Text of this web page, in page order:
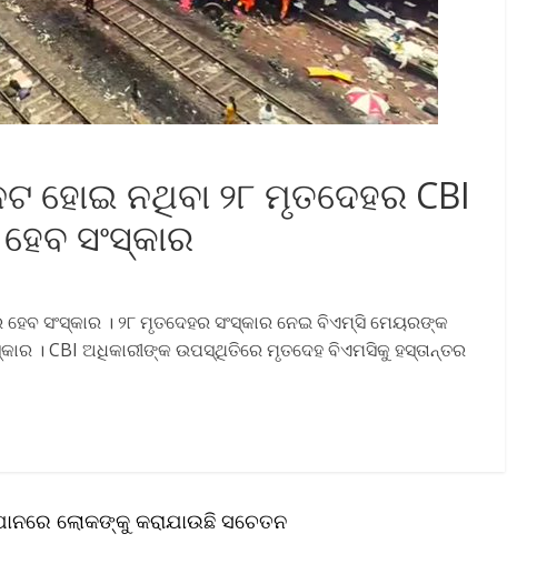
ହୋଇ ନଥିବା ୨୮ ମୃତଦେହର CBI
ସଂସ୍କାର
ହେବ ସଂସ୍କାର । ୨୮ ମୃତଦେହର ସଂସ୍କାର ନେଇ ବିଏମ୍‌ସି ମେୟରଙ୍କ
। CBI ଅଧିକାରୀଙ୍କ ଉପସ୍ଥିତିରେ ମୃତଦେହ ବିଏମସିକୁ ହସ୍ତାନ୍ତର
ଲୋକଙ୍କୁ କରାଯାଉଛି ସଚେତନ